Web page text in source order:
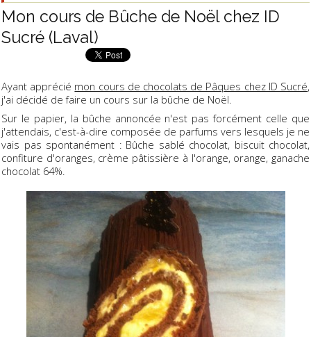
Mon cours de Bûche de Noël chez ID
Sucré (Laval)
Ayant apprécié mon cours de chocolats de Pâques chez ID Sucré,
j'ai décidé de faire un cours sur la bûche de Noël.
Sur le papier, la bûche annoncée n'est pas forcément celle que
j'attendais, c'est-à-dire composée de parfums vers lesquels je ne
vais pas spontanément : Bûche sablé chocolat, biscuit chocolat,
confiture d'oranges, crème pâtissière à l'orange, orange, ganache
chocolat 64%.